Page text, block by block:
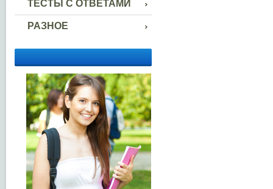
ТЕСТЫ С ОТВЕТАМИ
РАЗНОЕ